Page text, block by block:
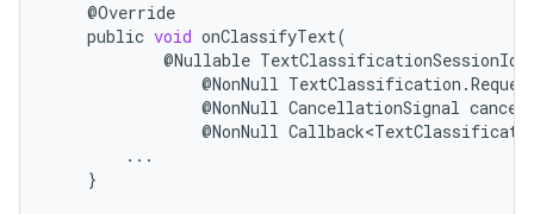
@Override
public void onClassifyText(
@Nullable TextClassificationSessionId
@NonNull TextClassification .
@NonNull CancellationSignal
@NonNull
...
}